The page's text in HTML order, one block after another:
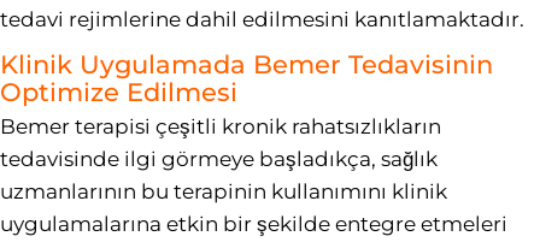
tedavi rejimlerine dahil edilmesini kanıtlamaktadır.
Klinik Uygulamada Bemer Tedavisinin
Optimize Edilmesi
Bemer terapisi çeşitli kronik rahatsızlıkların
tedavisinde ilgi görmeye başladıkça, sağlık
uzmanlarının bu terapinin kullanımını klinik
uygulamalarına etkin bir şekilde entegre etmeleri